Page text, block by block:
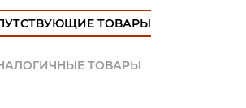
ТОВАРЫ
ТОВАРЫ